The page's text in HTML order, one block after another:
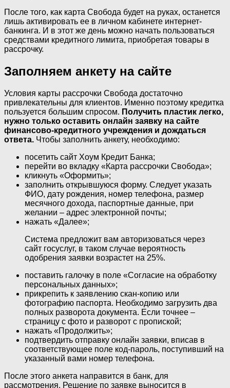
После того, как карта Свобода будет на руках, останется
лишь активировать ее в личном кабинете интернет-
банкинга. И в этот же день можно начать пользоваться
средствами кредитного лимита, приобретая товары в
рассрочку.
Заполняем анкету на сайте
Условия карты рассрочки Свобода достаточно
привлекательны для клиентов. Именно поэтому кредитка
пользуется большим спросом. Получить пластик легко,
нужно только оставить онлайн заявку на сайте
финансово-кредитного учреждения и дождаться
ответа. Чтобы заполнить анкету, необходимо:
посетить сайт Хоум Кредит Банка;
перейти во вкладку «Карта рассрочки Свобода»;
кликнуть «Оформить»;
заполнить открывшуюся форму. Следует указать
ФИО, дату рождения, номер телефона, размер
месячного дохода, паспортные данные, при
желании – адрес электронной почты;
нажать «Далее»;
Система предложит вам авторизоваться через
сайт госуслуг, в таком случае вероятность
одобрения заявки возрастет на 25%.
поставить галочку в поле «Согласие на обработку
персональных данных»;
прикрепить к заявлению скан-копию или
фотографию паспорта. Необходимо загрузить два
полных разворота документа. Если точнее –
страницу с фото и разворот с пропиской;
нажать «Продолжить»;
подтвердить отправку онлайн заявки, вписав в
соответствующее поле код-пароль, поступивший на
указанный вами номер телефона.
После этого анкета направится в банк, для
рассмотрения. Решение по заявке выносится в